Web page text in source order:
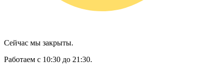
Сейчас мы закрыты.
Работаем с 10:30 до 21:30.